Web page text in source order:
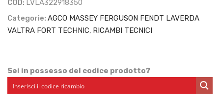
COD: LVLA322918350
Categorie: AGCO MASSEY FERGUSON FENDT LAVERDA
VALTRA FORT TECHNIC, RICAMBI TECNICI
Sei in possesso del codice prodotto?